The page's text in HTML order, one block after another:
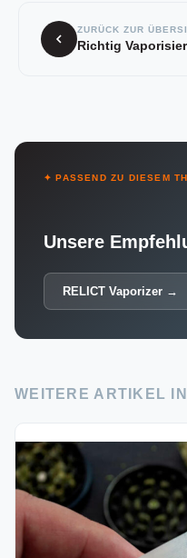
ZURÜCK ZUR
Richtig
✦ PASSEND ZU DIESEM
Unsere
RELICT Vaporizer →
WEITERE ARTIKEL IN